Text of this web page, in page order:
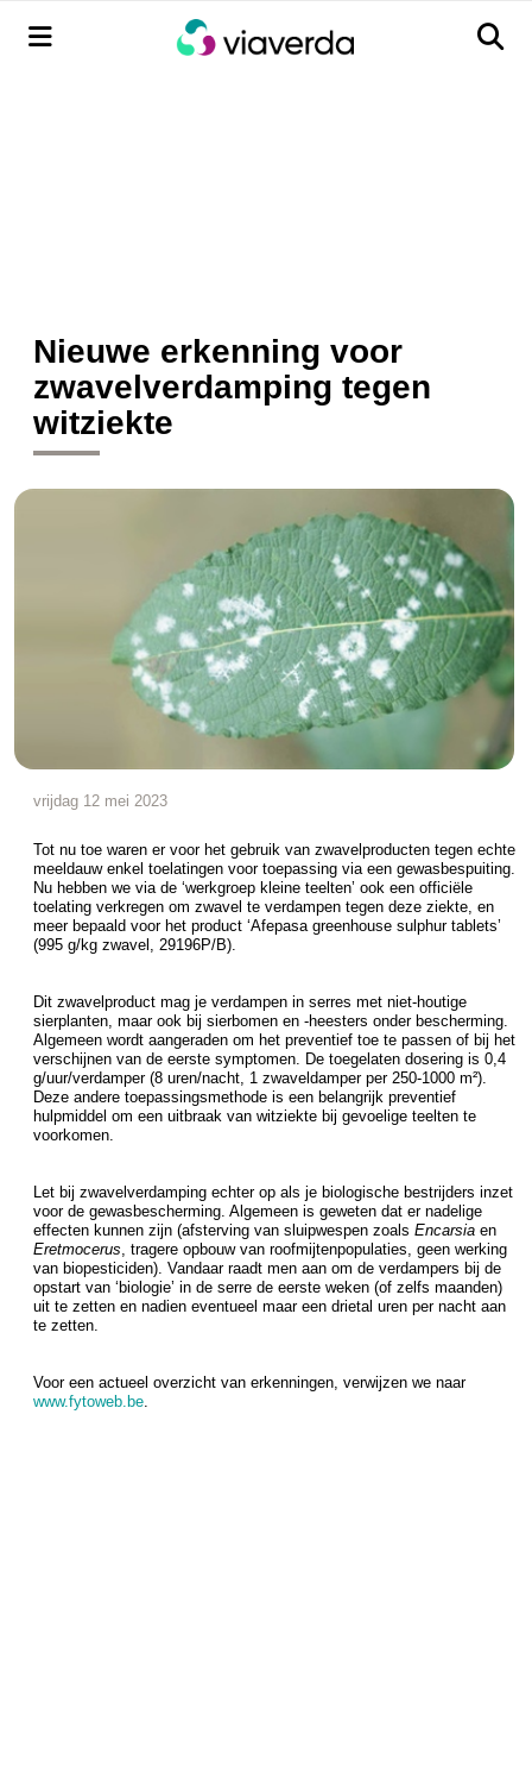
Menu Menu
Nieuwe erkenning voor
zwavelverdamping tegen
witziekte
vrijdag 12 mei 2023
Tot nu toe waren er voor het gebruik van zwavelproducten tegen echte
meeldauw enkel toelatingen voor toepassing via een gewasbespuiting.
Nu hebben we via de ‘werkgroep kleine teelten’ ook een officiële
toelating verkregen om zwavel te verdampen tegen deze ziekte, en
meer bepaald voor het product ‘Afepasa greenhouse sulphur tablets’
(995 g/kg zwavel, 29196P/B).
Dit zwavelproduct mag je verdampen in serres met niet-houtige
sierplanten, maar ook bij sierbomen en -heesters onder bescherming.
Algemeen wordt aangeraden om het preventief toe te passen of bij het
verschijnen van de eerste symptomen. De toegelaten dosering is 0,4
g/uur/verdamper (8 uren/nacht, 1 zwaveldamper per 250-1000 m²).
Deze andere toepassingsmethode is een belangrijk preventief
hulpmiddel om een uitbraak van witziekte bij gevoelige teelten te
voorkomen.
Let bij zwavelverdamping echter op als je biologische bestrijders inzet
voor de gewasbescherming. Algemeen is geweten dat er nadelige
effecten kunnen zijn (afsterving van sluipwespen zoals Encarsia en
Eretmocerus , tragere opbouw van roofmijtenpopulaties, geen werking
van biopesticiden). Vandaar raadt men aan om de verdampers bij de
opstart van ‘biologie’ in de serre de eerste weken (of zelfs maanden)
uit te zetten en nadien eventueel maar een drietal uren per nacht aan
te zetten.
Voor een actueel overzicht van erkenningen, verwijzen we naar
www.fytoweb.be